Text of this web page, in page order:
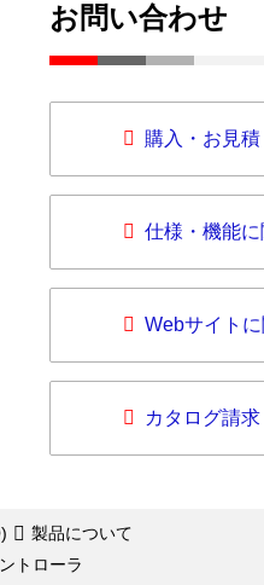
お問い合わせ
購入・お見
仕様・機能
Webサイト
カタログ請求
製品について
トローラ